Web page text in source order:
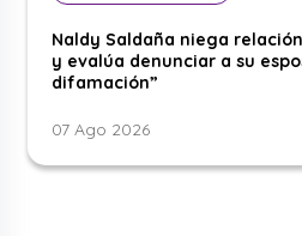
Naldy Saldaña niega
y evalúa denunciar a su
difamación”
07 Ago 2026